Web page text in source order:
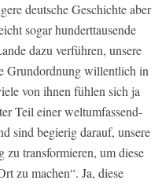
deutsche Geschichte aber
sogar hunderttausende
dazu verführen, unsere
Grundordnung willentlich in
von ihnen fühlen sich ja
Teil einer weltumfassend-
sind begierig darauf, unsere
zu transformieren, um diese
zu machen“. Ja, diese